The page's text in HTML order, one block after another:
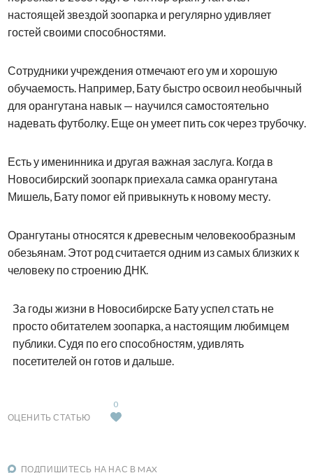
настоящей звездой зоопарка и регулярно удивляет
гостей своими способностями.
Сотрудники учреждения отмечают его ум и хорошую
обучаемость. Например, Бату быстро освоил необычный
для орангутана навык — научился самостоятельно
надевать футболку. Еще он умеет пить сок через трубочку.
Есть у именинника и другая важная заслуга. Когда в
Новосибирский зоопарк приехала самка орангутана
Мишель, Бату помог ей привыкнуть к новому месту.
Орангутаны относятся к древесным человекообразным
обезьянам. Этот род считается одним из самых близких к
человеку по строению ДНК.
За годы жизни в Новосибирске Бату успел стать не
просто обитателем зоопарка, а настоящим любимцем
публики. Судя по его способностям, удивлять
посетителей он готов и дальше.
ОЦЕНИТЬ СТАТЬЮ
0
ПОДПИШИТЕСЬ НА НАС В MAX